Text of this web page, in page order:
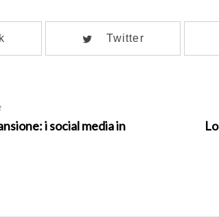
Twitter
i social media in